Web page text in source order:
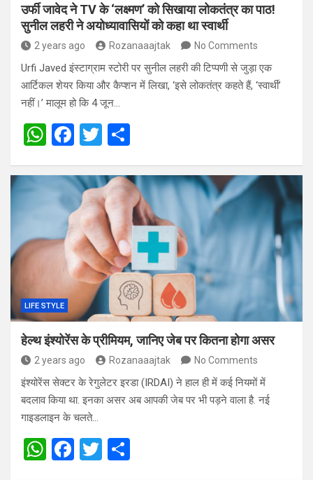
उर्फी जावेद ने TV के ‘लक्ष्मण’ को सिखाया लोकतंत्र का पाठ!
सुनील लहरी ने अयोध्यावासियों को कहा था स्वार्थी
2 years ago Rozanaaajtak No Comments
Urfi Javed इंस्टाग्राम स्टोरी पर सुनील लहरी की टिप्पणी से जुड़ा एक
आर्टिकल शेयर किया और कैप्शन में लिखा, ‘इसे लोकतंत्र कहते हैं, ‘स्वार्थी’
नहीं।’ मालूम हो कि 4 जून…
W
at
p
F
ce
b
o
o
k
T
tt
er
ar
e
LIFE STYLE
हेल्थ इंश्योरेंस के प्रीमियम, जानिए जेब पर कितना होगा असर
2 years ago Rozanaaajtak No Comments
इंश्योरेंस सेक्टर के रेगुलेटर इरडा (IRDAI) ने हाल ही में कई नियमों में
बदलाव किया था. इनका असर अब आपकी जेब पर भी पड़ने वाला है. नई
गाइडलाइन के चलते…
W F
T